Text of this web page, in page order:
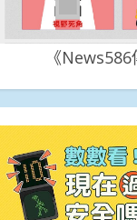
《